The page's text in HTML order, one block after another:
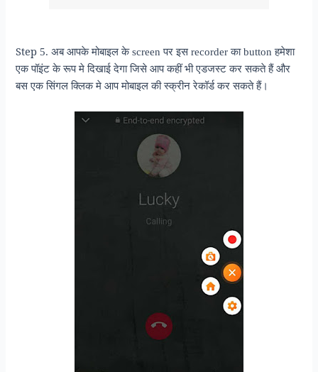
Step 5. अब आपके मोबाइल के screen पर इस recorder का button हमेशा
एक पॉइंट के रूप मे दिखाई देगा जिसे आप कहीं भी एडजस्ट कर सकते हैं और
बस एक सिंगल क्लिक मे आप मोबाइल की स्क्रीन रेकॉर्ड कर सकते हैं।